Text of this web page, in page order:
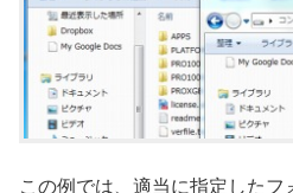
この例では、適当に指定したフ